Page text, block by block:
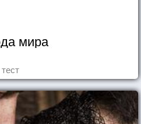
мира
тест